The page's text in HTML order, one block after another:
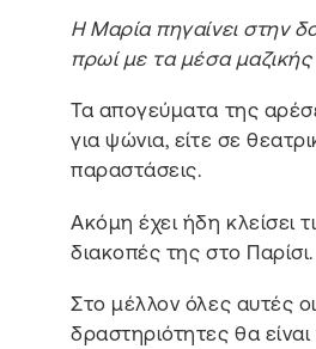
Η Μαρία πηγαίνει στην
πρωί με τα μέσα
Τα απογεύματα της
για ψώνια, είτε σε
παραστάσεις.
Ακόμη έχει ήδη κλείσει
διακοπές της στο Παρίσι.
Στο μέλλον όλες αυτές οι
δραστηριότητες θα